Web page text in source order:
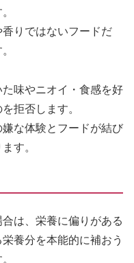
りではないフードだ
味やニオイ・食感を好
拒否します。
な体験とフードが結び
す。
は、栄養に偏りがある
養分を本能的に補おう